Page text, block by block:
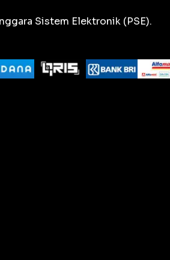
Sistem Elektronik (PSE).